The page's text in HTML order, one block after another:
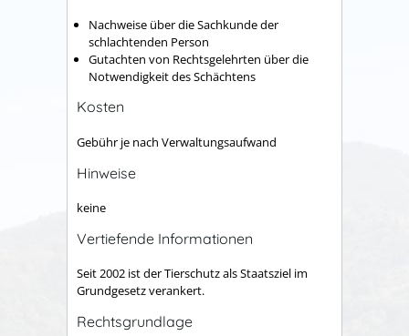
Nachweise über die Sachkunde der
schlachtenden Person
Gutachten von Rechtsgelehrten über die
Notwendigkeit des Schächtens
Kosten
Gebühr je nach Verwaltungsaufwand
Hinweise
keine
Vertiefende Informationen
Seit 2002 ist der Tierschutz als Staatsziel im
Grundgesetz verankert.
Rechtsgrundlage